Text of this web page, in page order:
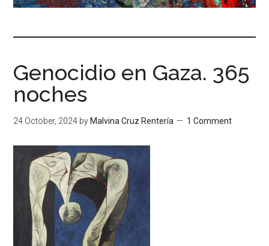
Genocidio en Gaza. 365
noches
24 October, 2024 by Malvina Cruz Rentería 1 Comment